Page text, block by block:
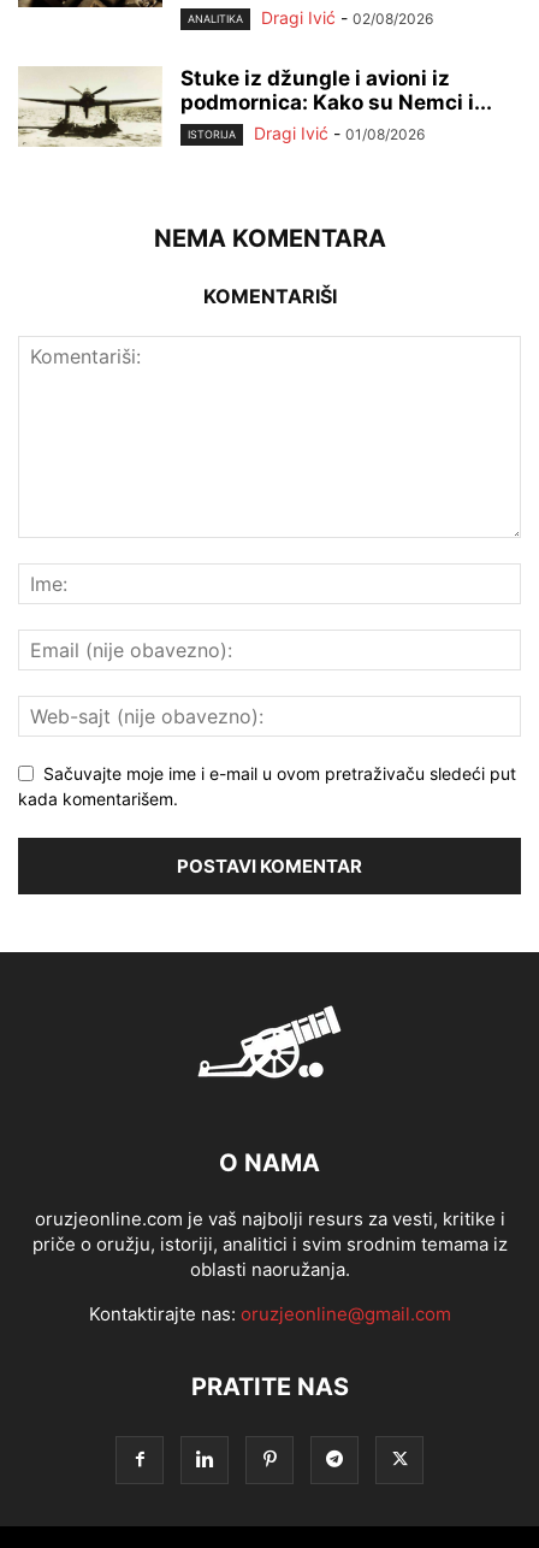
ANALITIKA Dragi Ivić - 02/08/2026
Stuke iz džungle i avioni iz
podmornica: Kako su Nemci i...
ISTORIJA Dragi Ivić - 01/08/2026
NEMA KOMENTARA
KOMENTARIŠI
Sačuvajte moje ime i e-mail u ovom pretraživaču sledeći put
kada komentarišem.
O NAMA
oruzjeonline.com je vaš najbolji resurs za vesti, kritike i
priče o oružju, istoriji, analitici i svim srodnim temama iz
oblasti naoružanja.
Kontaktirajte nas: oruzjeonline@gmail.com
PRATITE NAS